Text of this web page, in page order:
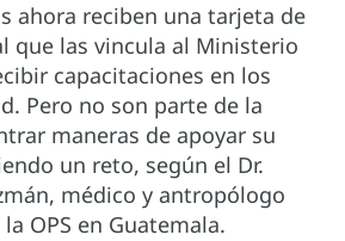
ahora reciben una tarjeta de
que las vincula al Ministerio
capacitaciones en los
Pero no son parte de la
maneras de apoyar su
un reto, según el Dr.
médico y antropólogo
OPS en Guatemala.